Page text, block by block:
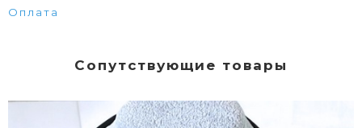
Оплата
Сопутствующие товары